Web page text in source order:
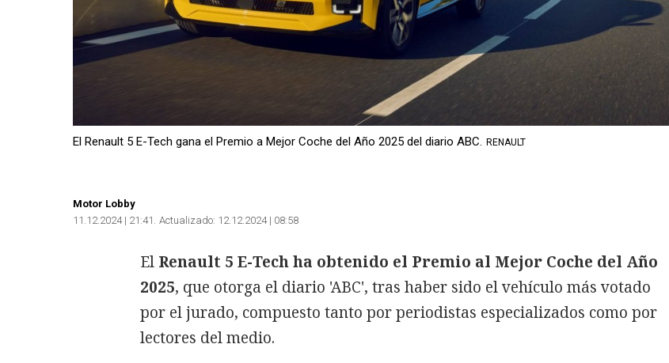
El Renault 5 E-Tech gana el Premio a Mejor Coche del Año 2025 del diario ABC. RENAULT
Motor Lobby
11.12.2024 | 21:41 Actualizado: 12.12.2024 | 08:58
El Renault 5 E-Tech ha obtenido el Premio al Mejor Coche del Año
2025, que otorga el diario 'ABC', tras haber sido el vehículo más votado
por el jurado, compuesto tanto por periodistas especializados como por
lectores del medio.